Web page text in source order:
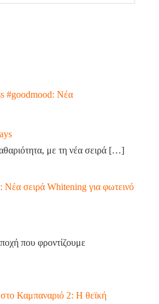
#goodmood: Νέα
με τη νέα σειρά […]
Νέα σειρά Whitening για φωτεινό
που φροντίζουμε
Καμπαναριό 2: Η θεϊκή